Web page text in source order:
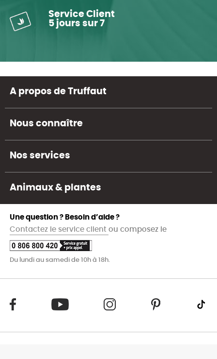
Service Client
5 jours sur 7
A propos de Truffaut
Nous connaître
Nos services
Animaux & plantes
Une question ? Besoin d’aide ?
Contactez le service client ou composez le
Du lundi au samedi de 10h à 18h.